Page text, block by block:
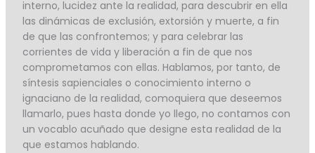
interno, lucidez ante la realidad, para descubrir en ella
las dinámicas de exclusión, extorsión y muerte, a fin
de que las confrontemos; y para celebrar las
corrientes de vida y liberación a fin de que nos
comprometamos con ellas. Hablamos, por tanto, de
síntesis sapienciales o conocimiento interno o
ignaciano de la realidad, comoquiera que deseemos
llamarlo, pues hasta donde yo llego, no contamos con
un vocablo acuñado que designe esta realidad de la
que estamos hablando.